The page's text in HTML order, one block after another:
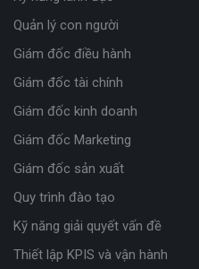
Quản lý con người
Giám đốc điều hành
Giám đốc tài chính
Giám đốc kinh doanh
Giám đốc Marketing
Giám đốc sản xuất
Quy trình đào tạo
Kỹ năng giải quyết vấn đề
Thiết lập KPIS và vận hành